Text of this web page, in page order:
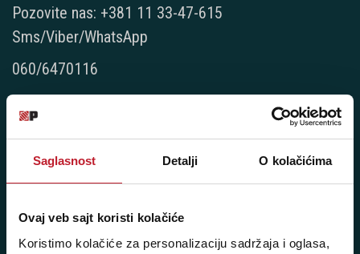
Saglasnost Detalji O kolačićima
Ovaj veb sajt koristi kolačiće
Koristimo kolačiće za personalizaciju sadržaja i oglasa,
Pozovite nas: +381 11 33-47-615
Sms/Viber/WhatsApp
060/6470116
NAŠE PRODAVNICE
Beograd - Svetogorska 9
Telefoni:
+381 11 3347 442